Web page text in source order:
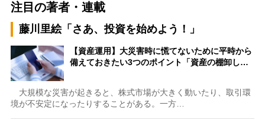
注目の著者・連載
藤川里絵「さあ、投資を始めよう！」
【資産運用】大災害時に慌てないために平時から
備えておきたい3つのポイント「資産の棚卸し…
大規模な災害が起きると、株式市場が大きく動いたり、取引環
境が不安定になったりすることがある。一方…